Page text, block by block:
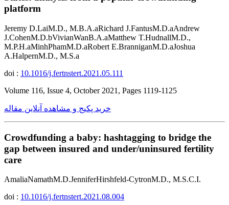
platform
Jeremy D.LaiM.D., M.B.A.aRichard J.FantusM.D.aAndrew
J.CohenM.D.bVivianWanB.A.aMatthew T.HudnallM.D.,
M.P.H.aMinhPhamM.D.aRobert E.BranniganM.D.aJoshua
A.HalpernM.D., M.S.a
doi : 10.1016/j.fertnstert.2021.05.111
Volume 116, Issue 4, October 2021, Pages 1119-1125
خرید پکیج و مشاهده آنلاین مقاله
Crowdfunding a baby: hashtagging to bridge the
gap between insured and under/uninsured fertility
care
AmaliaNamathM.D.JenniferHirshfeld-CytronM.D., M.S.C.I.
doi : 10.1016/j.fertnstert.2021.08.004